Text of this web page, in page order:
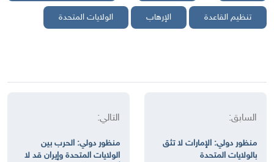
تنظيم القاعدة الإرهاب الولايات المتحدة
السابق:
منظور دولي: الإمارات لا تثق
بالولايات المتحدة
التالي:
منظور دولي: الحرب بين
الولايات المتحدة وإيران قد لا